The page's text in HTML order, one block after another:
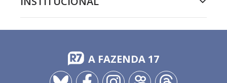
A FAZENDA 17